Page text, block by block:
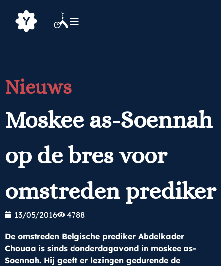
Nieuws
Moskee as-Soennah
op de bres voor
omstreden prediker
13/05/2016 4788
De omstreden Belgische prediker Abdelkader
Chouaa is sinds donderdagavond in moskee as-
Soennah. Hij geeft er lezingen gedurende de